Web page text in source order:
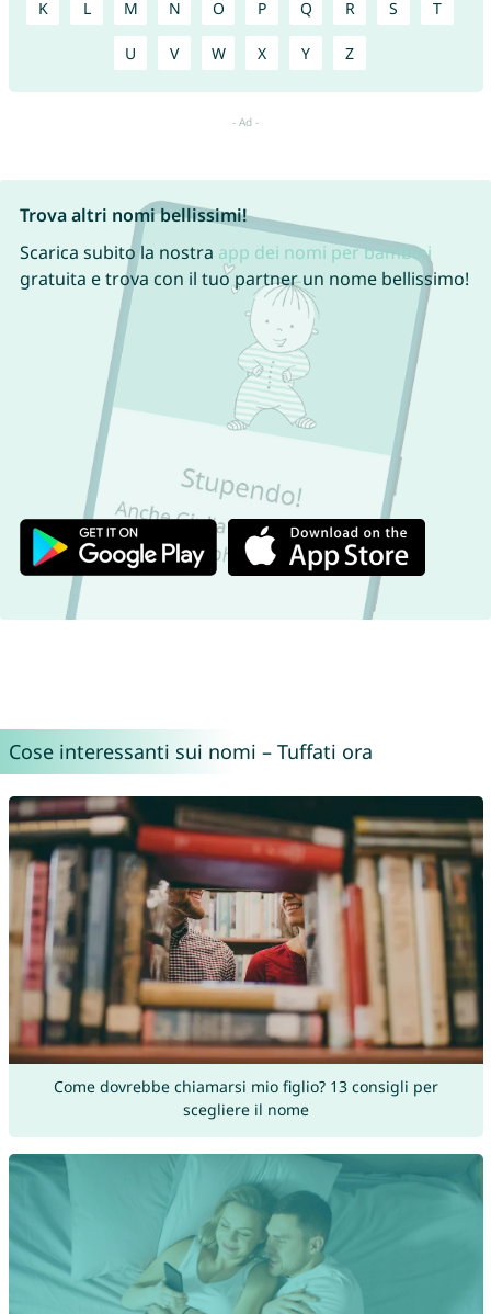
K L M N O P Q R S T
U V W X Y Z
Trova altri nomi bellissimi!
Scarica subito la nostra app dei nomi per bambini
gratuita e trova con il tuo partner un nome bellissimo!
Cose interessanti sui nomi – Tuffati ora
Come dovrebbe chiamarsi mio figlio? 13 consigli per
scegliere il nome